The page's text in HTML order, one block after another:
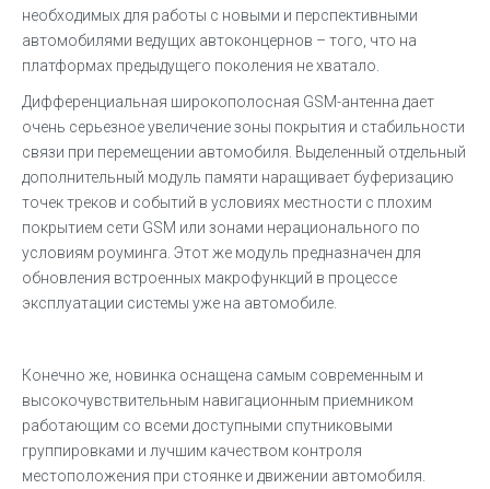
необходимых для работы с новыми и перспективными
автомобилями ведущих автоконцернов – того, что на
платформах предыдущего поколения не хватало.
Дифференциальная широкополосная GSM-антенна дает
очень серьезное увеличение зоны покрытия и стабильности
связи при перемещении автомобиля. Выделенный отдельный
дополнительный модуль памяти наращивает буферизацию
точек треков и событий в условиях местности с плохим
покрытием сети GSM или зонами нерационального по
условиям роуминга. Этот же модуль предназначен для
обновления встроенных макрофункций в процессе
эксплуатации системы уже на автомобиле.
Конечно же, новинка оснащена самым современным и
высокочувствительным навигационным приемником
работающим со всеми доступными спутниковыми
группировками и лучшим качеством контроля
местоположения при стоянке и движении автомобиля.